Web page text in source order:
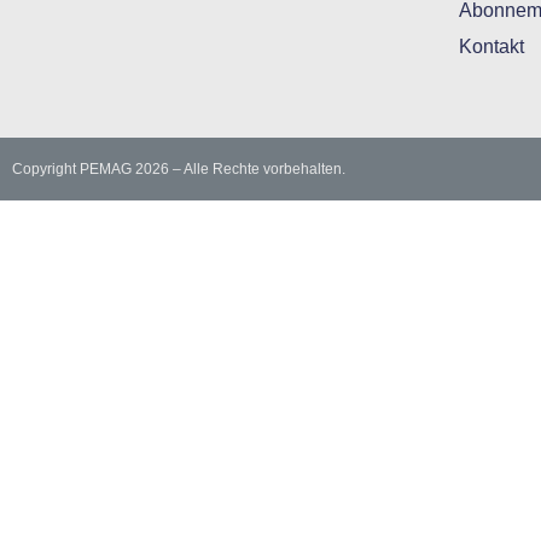
Kontakt
Copyright PEMAG 2026 – Alle Rechte vorbehalten.